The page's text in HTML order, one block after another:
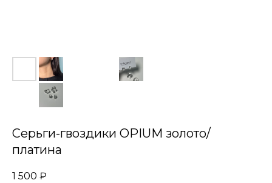
Серьги-гвоздики OPIUM золото/
платина
1 500 ₽